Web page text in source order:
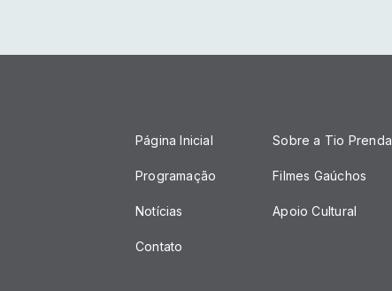
Página Inicial
Programação
Notícias
Contato
Sobre a Tio Prenda
Filmes Gaúchos
Apoio Cultural